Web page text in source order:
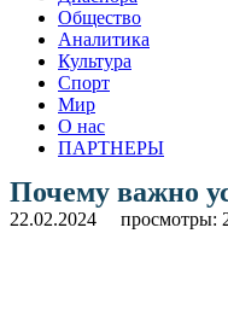
Общество
Аналитика
Культура
Спорт
Мир
О нас
ПАРТНЕРЫ
Почему важно
22.02.2024 просмотры: